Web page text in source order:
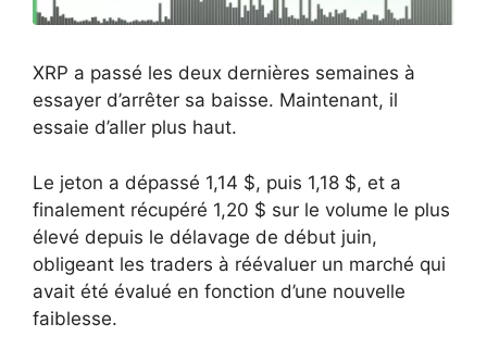
XRP a passé les deux dernières semaines à
essayer d’arrêter sa baisse. Maintenant, il
essaie d’aller plus haut.
Le jeton a dépassé 1,14 $, puis 1,18 $, et a
finalement récupéré 1,20 $ sur le volume le plus
élevé depuis le délavage de début juin,
obligeant les traders à réévaluer un marché qui
avait été évalué en fonction d’une nouvelle
faiblesse.